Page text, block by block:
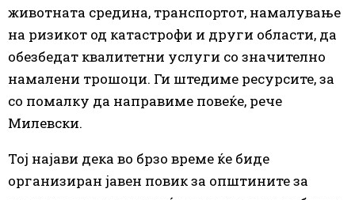
животната средина, транспортот, намалување
на ризикот од катастрофи и други области, да
обезбедат квалитетни услуги со значително
намалени трошоци. Ги штедиме ресурсите, за
со помалку да направиме повеќе, рече
Милевски.
Тој најави дека во брзо време ќе биде
организиран јавен повик за општините за